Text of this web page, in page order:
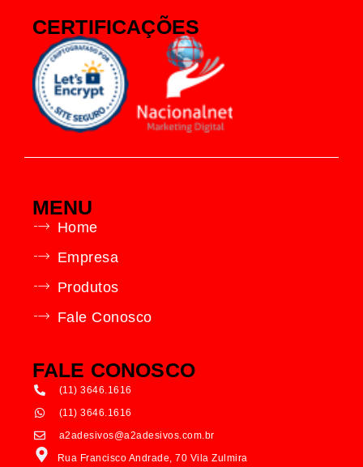
CERTIFICAÇÕES
MENU
Home
Empresa
Produtos
Fale Conosco
FALE CONOSCO
(11) 3646.1616
(11) 3646.1616
a2adesivos@a2adesivos.com.br
Rua Francisco Andrade, 70 Vila Zulmira